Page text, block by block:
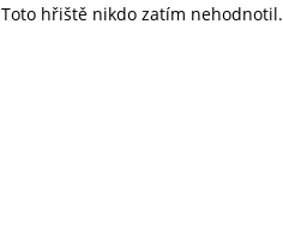
Toto hřiště nikdo zatím nehodnotil.